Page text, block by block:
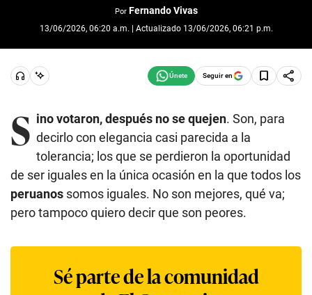
Por Fernando Vivas
13/06/2026, 06:20 a.m. | Actualizado 13/06/2026, 06:21 p.m.
Seguir en
S ino votaron, después no se quejen. Son, para
decirlo con elegancia casi parecida a la
tolerancia; los que se perdieron la oportunidad
de ser iguales en la única ocasión en la que todos los
peruanos somos iguales. No son mejores, qué va;
pero tampoco quiero decir que son peores.